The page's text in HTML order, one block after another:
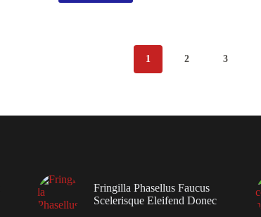
1 2 3
Fringilla Phasellus Faucus
Scelerisque Eleifend Donec